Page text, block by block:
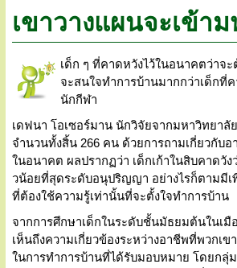
เขาวางแผนจะเข้า
เด็ก ๆ ที่คาดหวังไว้ในอนาคตว่าจ
จะสนใจทำการบ้านมากกว่าเด็กที่
นักกีฬา
เดฟนา โอเซอร์มาน นักวิจัยจากมหาวิทยา
จำนวนทั้งสิ้น 266 คน ด้วยการถามเกี่ยวกับอ
ในอนาคต ผลปรากฏว่า เด็กเก้าในสิบคาดวัง
วน้อยที่สุดระดับอนุปริญญา อย่างไรก็ตามมีเ
ที่ต้องใช้ความรู้เท่านั้นที่จะตั้งใจทำการบ้าน
จากการศึกษาเด็กในระดับชั้นมัธยมต้นในเ
เห็นถึงความเกี่ยวข้องระหว่างอาชีพที่พวกเข
ในการทำการบ้านที่ได้รับมอบหมาย โดยกลุ่